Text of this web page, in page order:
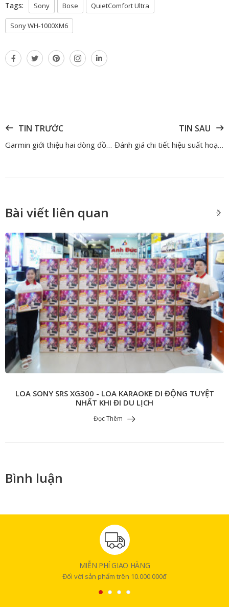
Tags: Sony Bose QuietComfort Ultra
Sony WH-1000XM6
TIN TRƯỚC
Garmin giới thiệu hai dòng đồng hồ mới Forerunner 570 và Forerunner 970
TIN SAU
Đánh giá chi tiết hiệu suất hoạt động Canon PowerShot V1 – Chiếc máy compact tốt hơn những gì bạn nghĩ
Bài viết liên quan
LOA SONY SRS XG300 - LOA KARAOKE DI ĐỘNG TUYỆT
NHẤT KHI ĐI DU LỊCH
Đọc Thêm
Bình luận
MIỄN PHÍ GIAO HÀNG
Đối với sản phẩm trên 10.000.000đ